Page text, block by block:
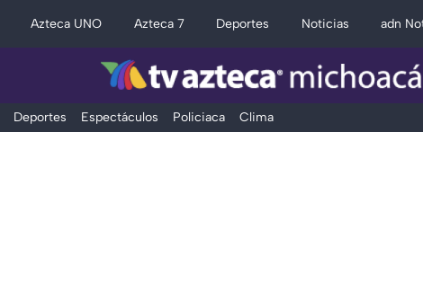
Azteca UNO Azteca 7 Deportes Noticias adn
Deportes Espectáculos Policiaca Clima